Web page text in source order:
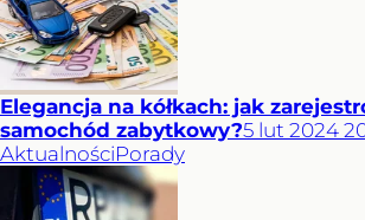
Elegancja na kółkach: jak
samochód zabytkowy?5 lut 2024
AktualnościPorady